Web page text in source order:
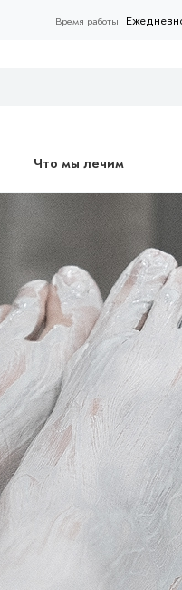
Время работы
Что мы лечим